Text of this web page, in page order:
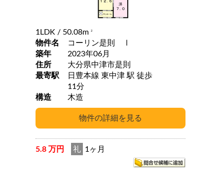
1LDK / 50.08m 2
物件名
コーリン是則 Ⅰ
築年
2023年06月
住所
大分県中津市是則
最寄駅
日豊本線 東中津 駅 徒歩
11分
構造
木造
5.8 万円 礼 1ヶ月